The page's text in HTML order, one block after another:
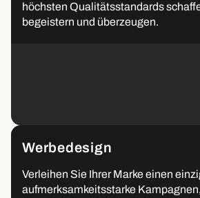
höchsten Qualitätsstandards
begeistern und überzeugen.
Werbedesign
Verleihen Sie Ihrer Marke einen
aufmerksamkeitsstarke